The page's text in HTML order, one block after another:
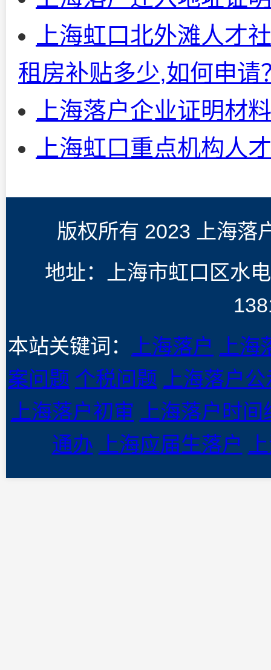
上海虹口北外滩人才
租房补贴多少,如何申请
上海落户企业证明材
上海虹口重点机构人
版权所有 2023 上海落
地址：上海市虹口区水
本站关键词：
上海落户
上
案问题 个税问题
上海落户
上海落户初审
上海落户时间
通办
上海应届生落户